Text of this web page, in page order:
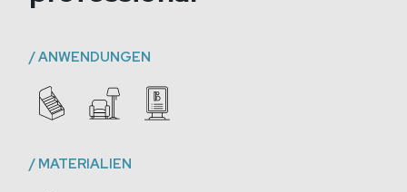
/ANWENDUNGEN
/ MATERIALIEN